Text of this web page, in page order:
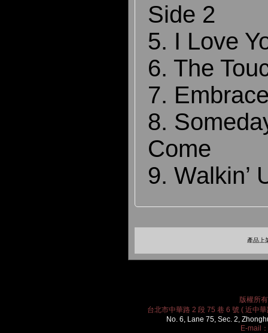
Side 2
5. I Love
6. The
7.
8.
Come
9. Walkin’
產品上
版權所
台北市中華路 2 段 75 巷 6 號 ( 近中
No. 6, Lane 75, Sec. 2,
E-mail：